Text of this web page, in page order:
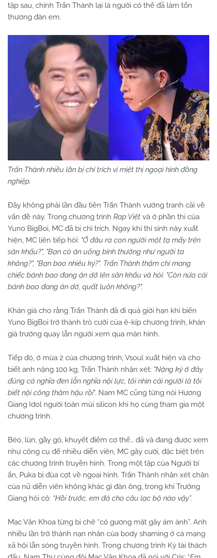
tập sau, chính Trấn Thành lại là người có thể đã làm tổn
thương đàn em.
Trấn Thành nhiều lần bị chỉ trích vì miệt thị ngoại hình đồng
nghiệp.
Đây không phải lần đầu tiên Trấn Thành vướng tranh cãi về
vấn đề này. Trong chương trình Rap Việt và ở phần thi của
Yuno BigBoi, MC đã bị chỉ trích. Ngay khi thí sinh này xuất
hiện, MC liên tiếp hỏi: "Ở đâu ra con người một tạ mấy trên
sân khấu?", "Bạn có ăn uống bình thường như người ta
không?", "Bạn bao nhiêu ký?". Trấn Thành thậm chí mang
chiếc bánh bao đang ăn dở lên sân khấu và hỏi: "Còn nửa cái
bánh bao đang ăn dở, quất luôn không?".
Khán giả cho rằng Trấn Thành đã đi quá giới hạn khi biến
Yuno BigBoi trở thành trò cười của ê-kíp chương trình, khán
giả trường quay lẫn người xem qua màn hình.
Tiếp đó, ở mùa 2 của chương trình, Vsoul xuất hiện và cho
biết anh nặng 100 kg, Trấn Thành nhận xét: "Nặng ký ở đây
đúng cả nghĩa đen lẫn nghĩa nội lực, tôi nhìn cái người là tôi
biết nội công thâm hậu rồi". Nam MC cũng từng nói Hương
Giang Idol người toàn mùi silicon khi họ cùng tham gia một
chương trình.
Béo, lùn, gầy gò, khuyết điểm cơ thể… đã và đang được xem
như công cụ để nhiều diễn viên, MC gây cười, đặc biệt trên
các chương trình truyền hình. Trong một tập của Người bí
ẩn, Puka bị đùa cợt về ngoại hình. Trấn Thành nhận xét chân
của nữ diễn viên không khác gì đàn ông, trong khi Trường
Giang hỏi cô: “Hồi trước, em đá cho câu lạc bộ nào vậy”.
Mạc Văn Khoa từng bị chê “có gương mặt gây ám ảnh”. Anh
nhiều lần trở thành nạn nhân của body shaming ở cả mạng
xã hội lẫn sóng truyền hình. Trong chương trình Kỳ tài thách